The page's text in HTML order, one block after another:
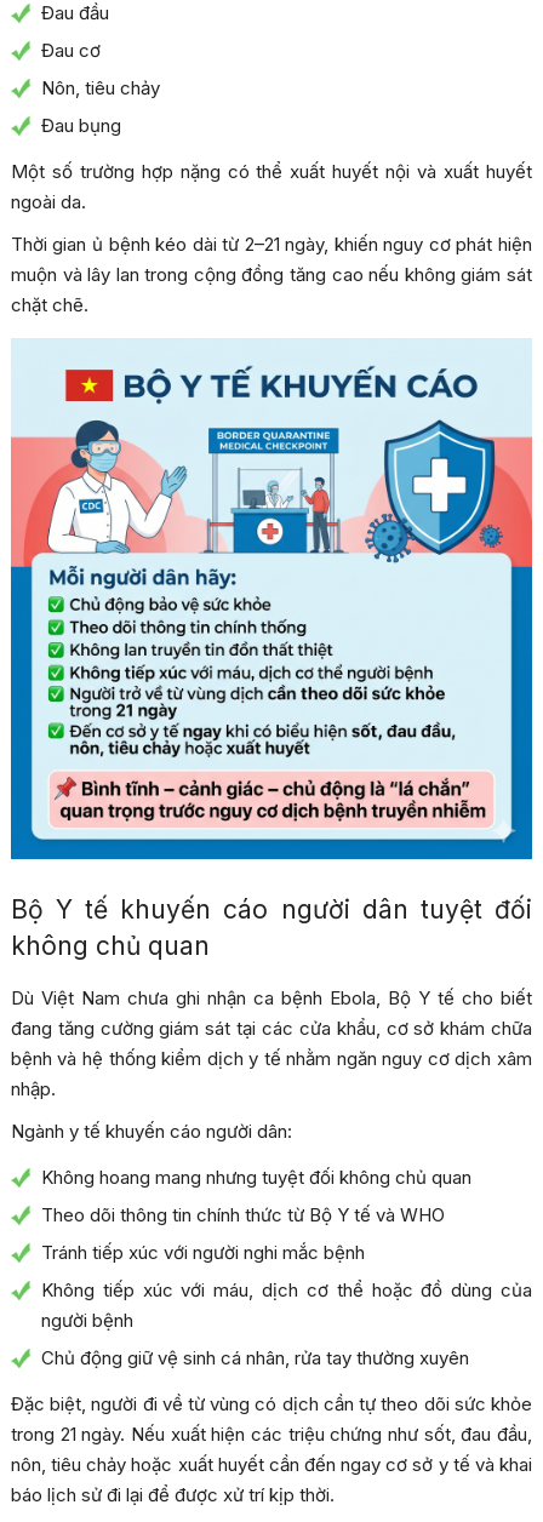
Đau đầu
Đau cơ
Nôn, tiêu chảy
Đau bụng
Một số trường hợp nặng có thể xuất huyết nội và xuất huyết
ngoài da.
Thời gian ủ bệnh kéo dài từ 2–21 ngày, khiến nguy cơ phát hiện
muộn và lây lan trong cộng đồng tăng cao nếu không giám sát
chặt chẽ.
Bộ Y tế khuyến cáo người dân tuyệt đối
không chủ quan
Dù Việt Nam chưa ghi nhận ca bệnh Ebola, Bộ Y tế cho biết
đang tăng cường giám sát tại các cửa khẩu, cơ sở khám chữa
bệnh và hệ thống kiểm dịch y tế nhằm ngăn nguy cơ dịch xâm
nhập.
Ngành y tế khuyến cáo người dân:
Không hoang mang nhưng tuyệt đối không chủ quan
Theo dõi thông tin chính thức từ Bộ Y tế và WHO
Tránh tiếp xúc với người nghi mắc bệnh
Không tiếp xúc với máu, dịch cơ thể hoặc đồ dùng của
người bệnh
Chủ động giữ vệ sinh cá nhân, rửa tay thường xuyên
Đặc biệt, người đi về từ vùng có dịch cần tự theo dõi sức khỏe
trong 21 ngày. Nếu xuất hiện các triệu chứng như sốt, đau đầu,
nôn, tiêu chảy hoặc xuất huyết cần đến ngay cơ sở y tế và khai
báo lịch sử đi lại để được xử trí kịp thời.